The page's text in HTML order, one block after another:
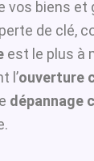
vos biens et
de clé,
est le plus à
l’ouverture